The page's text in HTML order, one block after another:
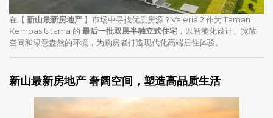
在【 新山最新房地产 】市场中寻找优质房源？Valeria 2 作为 Taman
Kempas Utama 的 最后一批双层半独立式住宅 ，以智能化设计、宽敞
空间和绿意盎然的环境，为购房者打造现代化高端居住体验。
新山最新房地产 奢阔空间，塑造高品质生活